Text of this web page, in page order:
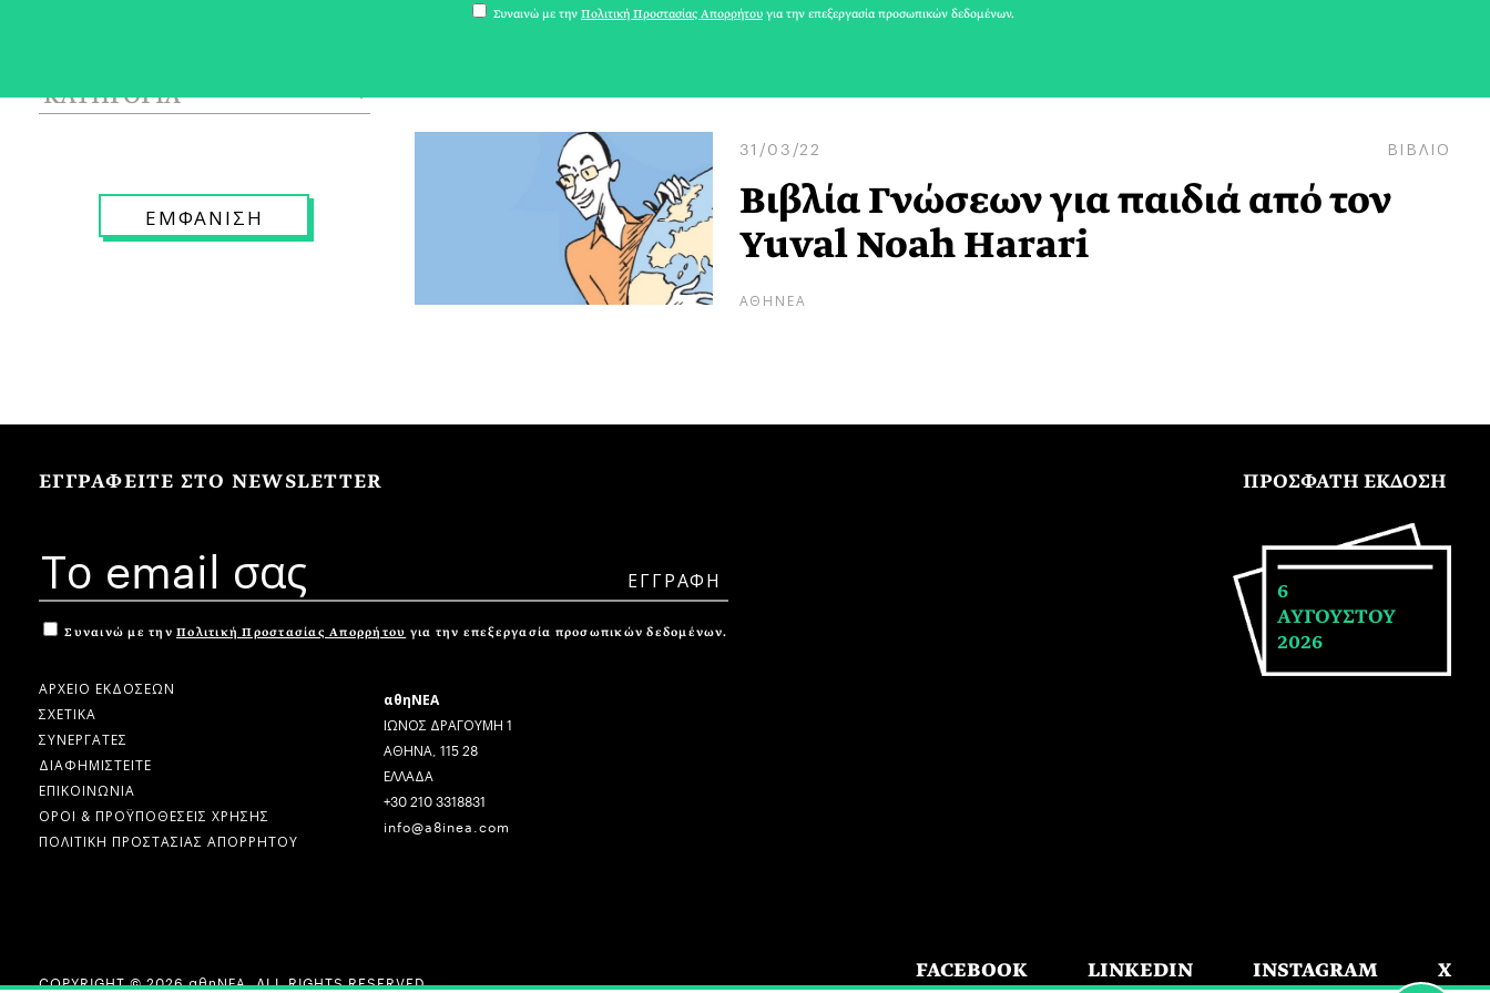
31/03/22 ΒΙΒΛΙΟ
Βιβλία Γνώσεων για παιδιά από τον
Yuval Noah Harari
ΑΘΗΝΕΑ
ΕΓΓΡΑΦΕΙΤΕ ΣΤΟ NEWSLETTER
Συναινώ με την Πολιτική Προστασίας Απορρήτου για την επεξεργασία προσωπικών δεδομένων.
ΑΡΧΕΙΟ ΕΚΔΟΣΕΩΝ
ΣΧΕΤΙΚΑ
ΣΥΝΕΡΓΑΤΕΣ
ΔΙΑΦΗΜΙΣΤΕΙΤΕ
ΕΠΙΚΟΙΝΩΝΙΑ
ΟΡΟΙ & ΠΡΟΫΠΟΘΕΣΕΙΣ ΧΡΗΣΗΣ
ΠΟΛΙΤΙΚΗ ΠΡΟΣΤΑΣΙΑΣ ΑΠΟΡΡΗΤΟΥ
αθηΝΕΑ
ΙΩΝΟΣ ΔΡΑΓΟΥΜΗ 1
ΑΘΗΝΑ, 115 28
ΕΛΛΑΔΑ
+30 210 3318831
info@a8inea.com
ΠΡΟΣΦΑΤΗ ΕΚΔΟΣΗ
6
ΑΥΓΟΥΣΤΟΥ
2026
COPYRIGHT © 2026 αθηΝΕΑ, ALL RIGHTS RESERVED. FACEBOOK LINKEDIN INSTAGRAM X
Συναινώ με την Πολιτική Προστασίας Απορρήτου για την επεξεργασία προσωπικών δεδομένων.